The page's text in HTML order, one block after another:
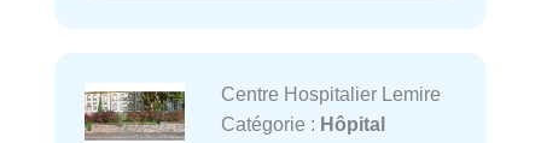
Centre Hospitalier Lemire
Catégorie : Hôpital